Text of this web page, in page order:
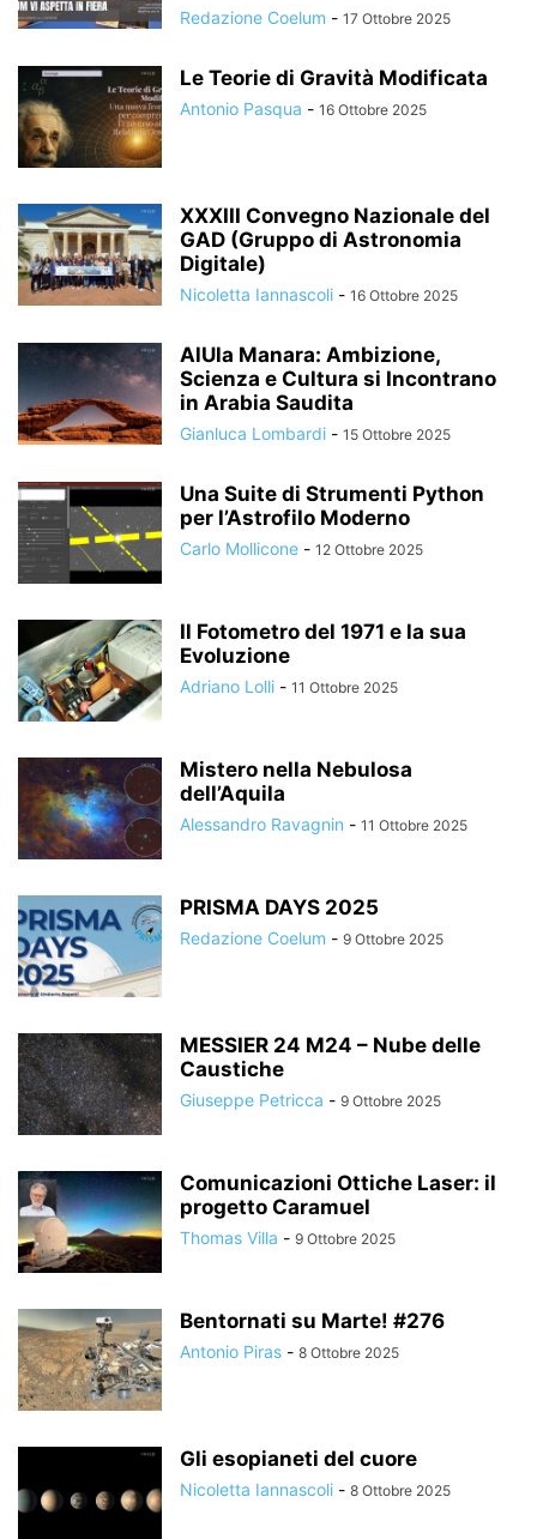
Redazione Coelum - 17 Ottobre 2025
Le Teorie di Gravità Modificata
Antonio Pasqua - 16 Ottobre 2025
XXXIII Convegno Nazionale del
GAD (Gruppo di Astronomia
Digitale)
Nicoletta Iannascoli - 16 Ottobre 2025
AlUla Manara: Ambizione,
Scienza e Cultura si Incontrano
in Arabia Saudita
Gianluca Lombardi - 15 Ottobre 2025
Una Suite di Strumenti Python
per l’Astrofilo Moderno
Carlo Mollicone - 12 Ottobre 2025
Il Fotometro del 1971 e la sua
Evoluzione
Adriano Lolli - 11 Ottobre 2025
Mistero nella Nebulosa
dell’Aquila
Alessandro Ravagnin - 11 Ottobre 2025
PRISMA DAYS 2025
Redazione Coelum - 9 Ottobre 2025
MESSIER 24 M24 – Nube delle
Caustiche
Giuseppe Petricca - 9 Ottobre 2025
Comunicazioni Ottiche Laser: il
progetto Caramuel
Thomas Villa - 9 Ottobre 2025
Bentornati su Marte! #276
Antonio Piras - 8 Ottobre 2025
Gli esopianeti del cuore
Nicoletta Iannascoli - 8 Ottobre 2025